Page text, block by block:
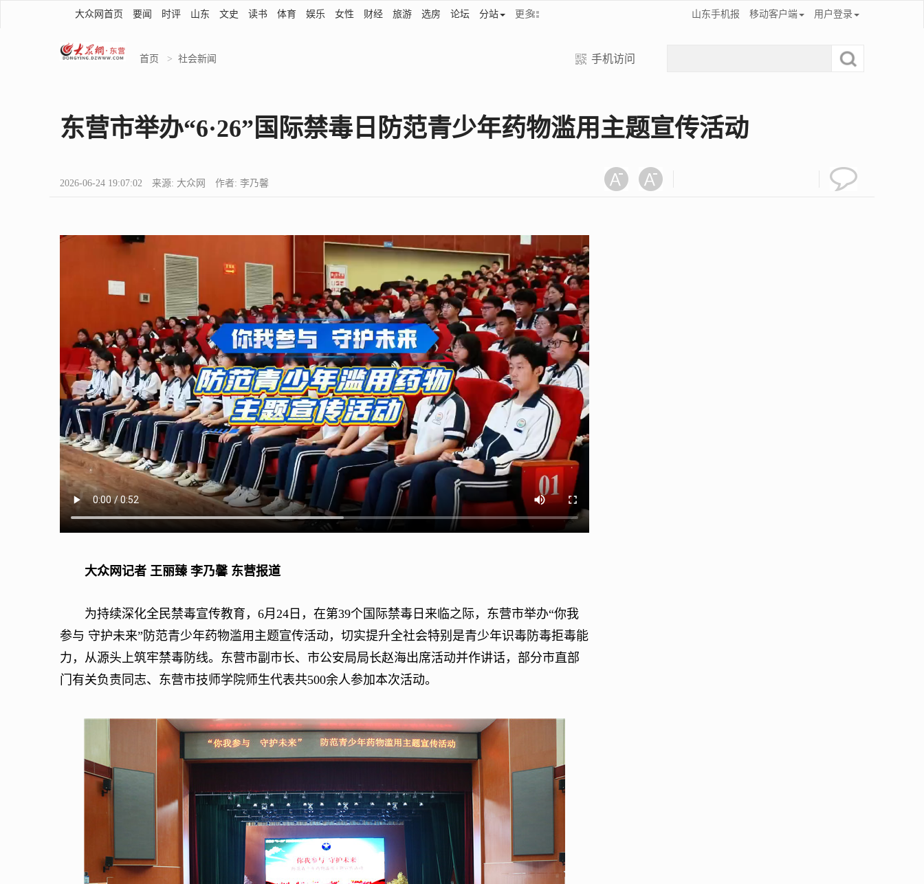
大众网首页 要闻 时评 山东 文史 读书 体育 娱乐 女性 财经 旅游 选房 论坛 分站 更多 山东手机报 移动客户端 用户登录
首页 > 社会新闻 手机访问
东营市举办“6·26”国际禁毒日防范青少年药物滥用主题宣传活动
2026-06-24 19:07:02 来源: 大众网 作者: 李乃馨
大众网记者 王丽臻 李乃馨 东营报道
为持续深化全民禁毒宣传教育，6月24日，在第39个国际禁毒日来临之际，东营市举办“你我
参与 守护未来”防范青少年药物滥用主题宣传活动，切实提升全社会特别是青少年识毒防毒拒毒能
力，从源头上筑牢禁毒防线。东营市副市长、市公安局局长赵海出席活动并作讲话，部分市直部
门有关负责同志、东营市技师学院师生代表共500余人参加本次活动。